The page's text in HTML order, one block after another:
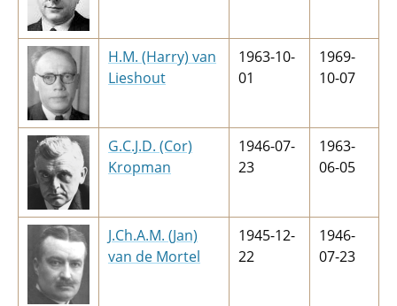
H.M. (Harry) van
Lieshout
1963-10-
01
1969-
10-07
G.C.J.D. (Cor)
Kropman
1946-07-
23
1963-
06-05
J.Ch.A.M. (Jan)
van de Mortel
1945-12-
22
1946-
07-23